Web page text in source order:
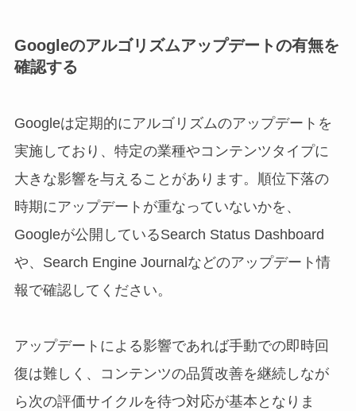
Googleのアルゴリズムアップデートの有無を
確認する
Googleは定期的にアルゴリズムのアップデートを
実施しており、特定の業種やコンテンツタイプに
大きな影響を与えることがあります。順位下落の
時期にアップデートが重なっていないかを、
Googleが公開しているSearch Status Dashboard
や、Search Engine Journalなどのアップデート情
報で確認してください。
アップデートによる影響であれば手動での即時回
復は難しく、コンテンツの品質改善を継続しなが
ら次の評価サイクルを待つ対応が基本となりま